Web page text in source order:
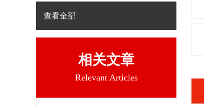
查看全部
相关文章
Relevant Articles